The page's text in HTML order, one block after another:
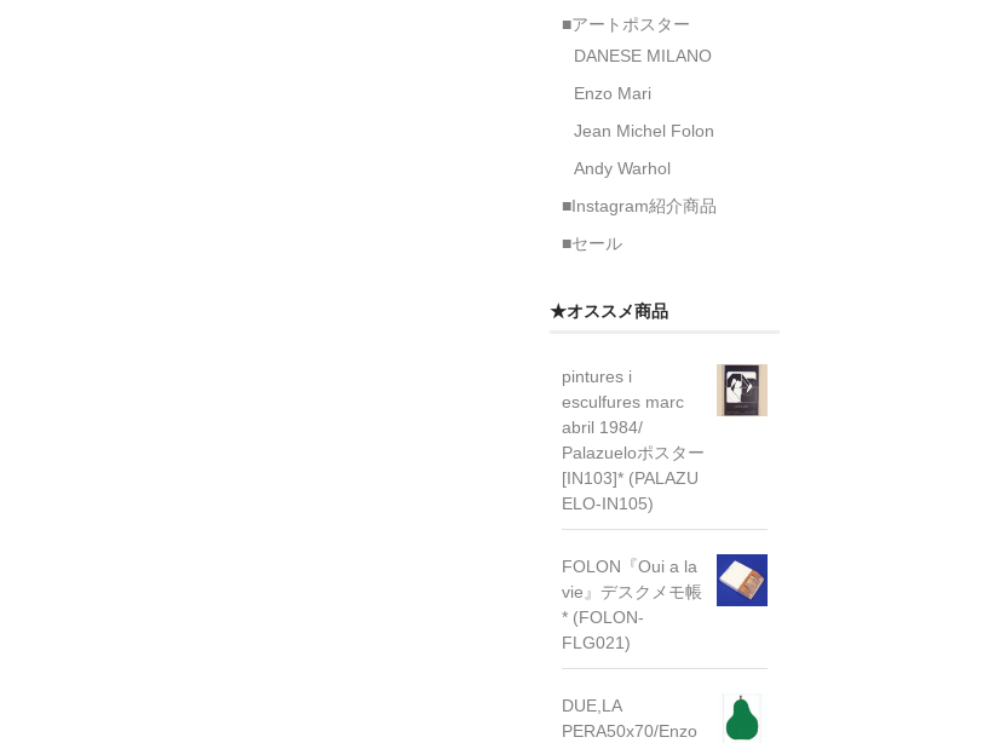
■アートポスター
DANESE MILANO
Enzo Mari
Jean Michel Folon
Andy Warhol
■Instagram紹介商品
■セール
★オススメ商品
pintures i
esculfures marc
abril 1984/
Palazueloポスター
[IN103]* (PALAZU
ELO-IN105)
FOLON『Oui a la
vie』デスクメモ帳
* (FOLON-
FLG021)
DUE,LA
PERA50x70/Enzo